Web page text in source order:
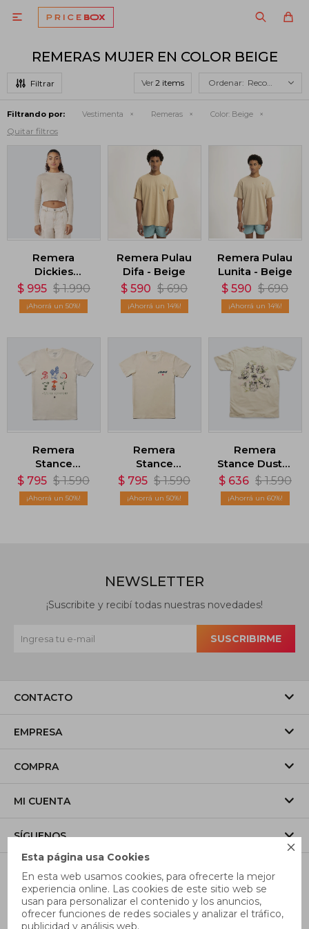

Esta página usa Cookies
En esta web usamos cookies, para ofrecerte la mejor
experiencia online. Las cookies de este sitio web se
usan para personalizar el contenido y los anuncios,
ofrecer funciones de redes sociales y analizar el tráfico,
publicidad y análisis web.

REMERAS MUJER EN COLOR BEIGE
Ver Recomendados
Filtrando por: Vestimenta Remeras Color: Beige
Quitar filtros
Remera
Dickies
Newington
Long Sleeve
T-Shirt - Beige
$ 995 $ 1.990
50
Remera Pulau
Difa - Beige
$ 590 $ 690
14
Remera Pulau
Lunita - Beige
$ 590 $ 690
14
Remera
Stance
Forager -
Beige
$ 795 $ 1.590
50
Remera
Stance
Scorchin -
Beige
$ 795 $ 1.590
50
Remera
Stance Duster
- Beige
$ 636 $ 1.590
60
CONTACTO
EMPRESA
COMPRA
MI CUENTA
SÍGUENOS
NEWSLETTER
¡Suscribite y recibí todas nuestras novedades!
SUSCRIBIRME